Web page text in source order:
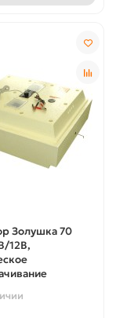
Золушка 70
12В,